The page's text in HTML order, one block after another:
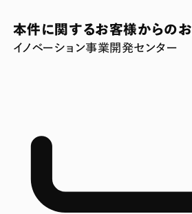
本件に関するお客様からの
イノベーション事業開発センター